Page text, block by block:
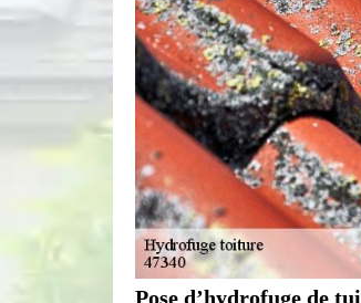
Pose d’hydrofuge de